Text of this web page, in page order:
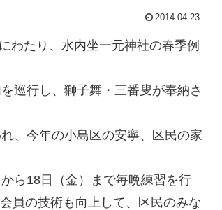
2014.04.23
わたり、水内坐一元神社の春季例
巡行し、獅子舞・三番叟が奉納さ
、今年の小島区の安寧、区民の家
ら18日（金）まで毎晩練習を行
員の技術も向上して、区民のみな